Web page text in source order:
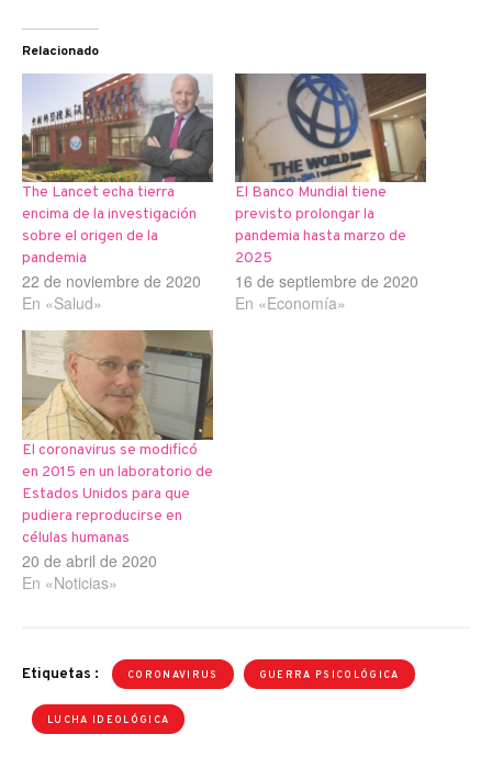
Relacionado
The Lancet echa tierra
encima de la investigación
sobre el origen de la
pandemia
22 de noviembre de 2020
En «Salud»
El Banco Mundial tiene
previsto prolongar la
pandemia hasta marzo de
2025
16 de septiembre de 2020
En «Economía»
El coronavirus se modificó
en 2015 en un laboratorio de
Estados Unidos para que
pudiera reproducirse en
células humanas
20 de abril de 2020
En «Noticias»
Etiquetas : CORONAVIRUS GUERRA PSICOLÓGICA
LUCHA IDEOLÓGICA